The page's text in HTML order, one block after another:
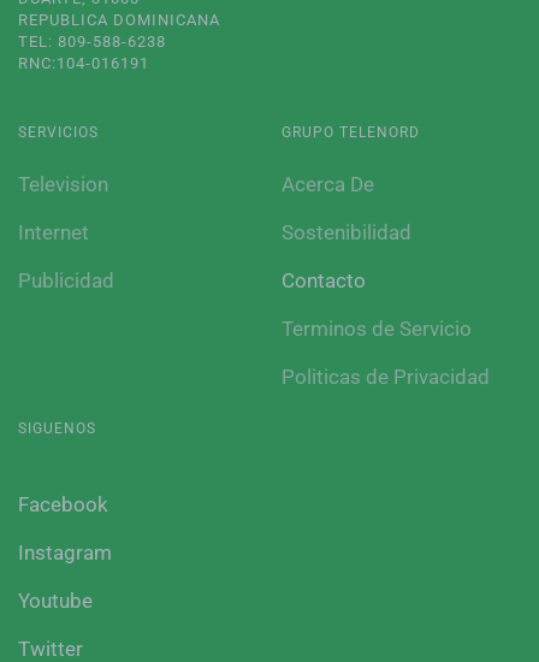
REPUBLICA DOMINICANA
TEL: 809-588-6238
RNC:104-016191
SERVICIOS
Television
Internet
Publicidad
GRUPO TELENORD
Acerca De
Sostenibilidad
Contacto
Terminos de Servicio
Politicas de Privacidad
SIGUENOS
Facebook
Instagram
Youtube
Twitter